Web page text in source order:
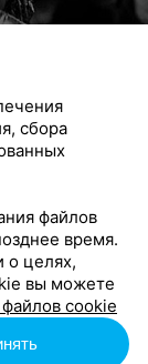
сбора
файлов
время.
о целях,
вы можете
cookie